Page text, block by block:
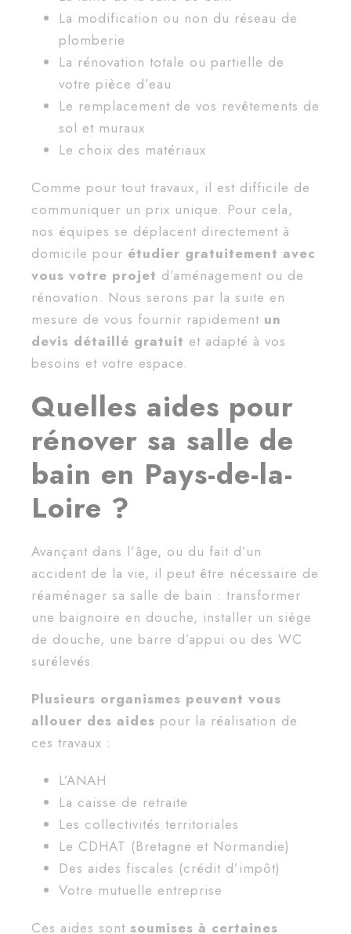
La modification ou non du réseau de
plomberie
La rénovation totale ou partielle de
votre pièce d’eau
Le remplacement de vos revêtements de
sol et muraux
Le choix des matériaux
Comme pour tout travaux, il est difficile de
communiquer un prix unique. Pour cela,
nos équipes se déplacent directement à
domicile pour étudier gratuitement avec
vous votre projet d’aménagement ou de
rénovation. Nous serons par la suite en
mesure de vous fournir rapidement un
devis détaillé gratuit et adapté à vos
besoins et votre espace.
Quelles aides pour
rénover sa salle de
bain en Pays-de-la-
Loire ?
Avançant dans l’âge, ou du fait d’un
accident de la vie, il peut être nécessaire de
réaménager sa salle de bain : transformer
une baignoire en douche, installer un siège
de douche, une barre d’appui ou des WC
surélevés.
Plusieurs organismes peuvent vous
allouer des aides pour la réalisation de
ces travaux :
L’ANAH
La caisse de retraite
Les collectivités territoriales
Le CDHAT (Bretagne et Normandie)
Des aides fiscales (crédit d’impôt)
Votre mutuelle entreprise
Ces aides sont soumises à certaines